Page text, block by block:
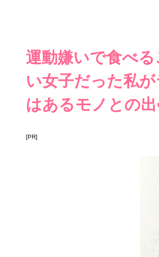
運動嫌いで食べ
い女子だった私
はあるモノとの
[PR]